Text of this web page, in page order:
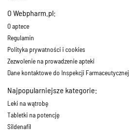
O Webpharm.pl:
O aptece
Regulamin
Polityka prywatności i cookies
Zezwolenie na prowadzenie apteki
Dane kontaktowe do Inspekcji Farmaceutycznej
Najpopularniejsze kategorie:
Leki na wątrobę
Tabletki na potencję
Sildenafil